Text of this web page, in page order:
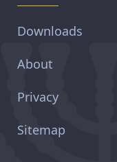
Downloads
About
Privacy
Sitemap